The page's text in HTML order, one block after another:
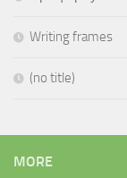
Writing frames
(no title)
MORE